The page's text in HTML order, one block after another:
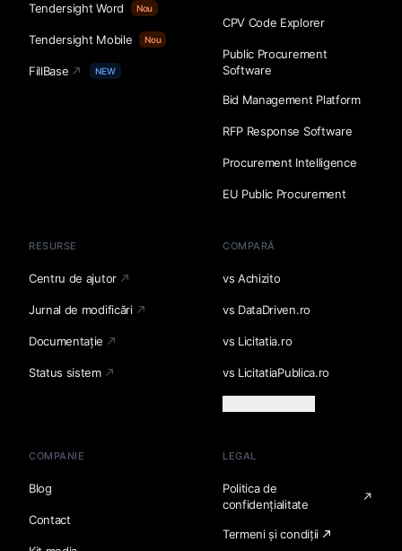
Tendersight Word Nou
Tendersight Mobile Nou
FillBase NEW
CPV Code Explorer
Public Procurement
Software
Bid Management Platform
RFP Response Software
Procurement Intelligence
EU Public Procurement
RESURSE
Centru de ajutor
Jurnal de modificări
Documentație
Status sistem
COMPARĂ
vs Achizito
vs DataDriven.ro
vs Licitatia.ro
vs LicitatiaPublica.ro
COMPANIE
Blog
Contact
LEGAL
Politica de
confidențialitate
Termeni și condiții